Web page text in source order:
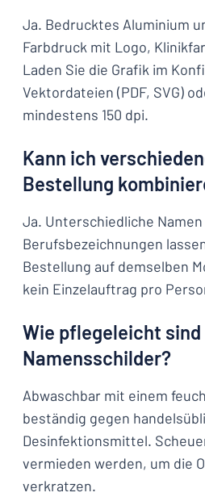
Ja. Bedrucktes Aluminium
Farbdruck mit Logo,
Laden Sie die Grafik im
Vektordateien (PDF, SVG)
mindestens 150 dpi.
Kann ich
Bestellung
Ja. Unterschiedliche Namen
Berufsbezeichnungen
Bestellung auf demselben
kein Einzelauftrag pro
Wie pflegeleicht sind
Namensschilder?
Abwaschbar mit einem
beständig gegen
Desinfektionsmittel.
vermieden werden, um die
verkratzen.